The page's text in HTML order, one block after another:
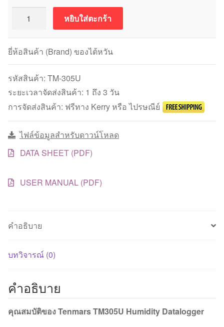
Logger
Tenmars
TM-
305U
เครื่อง
บันทึก
อุณหภูมิ/
ชิ้น
หยิบใส่ตะกร้า
ยี่ห้อสินค้า (Brand) ของไต้หวัน
รหัสสินค้า: TM-305U
ระยะเวลาจัดส่งสินค้า: 1 ถึง 3 วัน
การจัดส่งสินค้า: ฟรีทาง Kerry หรือ ไปรษณีย์
ไฟล์ข้อมูลสำหรับดาวน์โหลด
DATA SHEET (PDF)
USER MANUAL (PDF)
คำอธิบาย
บทวิจารณ์ (0)
คำอธิบาย
คุณสมบัติของ Tenmars TM305U Humidity Datalogger